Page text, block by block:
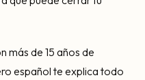
más de 15 años de
español te explica todo